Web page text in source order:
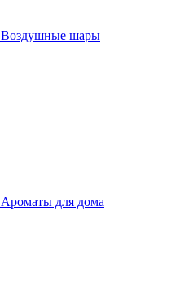
Воздушные шары
Ароматы для дома